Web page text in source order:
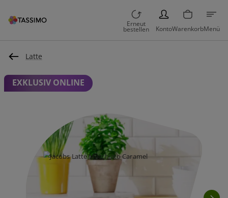
Erneut
bestellen
PERSON
KontoWarenkorbMenü
Latte
EXKLUSIV ONLINE